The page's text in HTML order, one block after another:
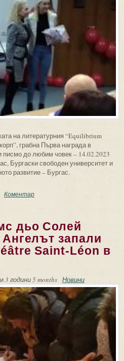
на литературния “Equilibrium
грабна Първа награда в
писмо до любим човек – 14.02.2023
Бургаски свободен университет и
развитие – Бургас.
about Ана-Мария Димитрова с Първа
Коментар
дьо Солей
запали
Saint-Léon в
3 години 5 months Новини